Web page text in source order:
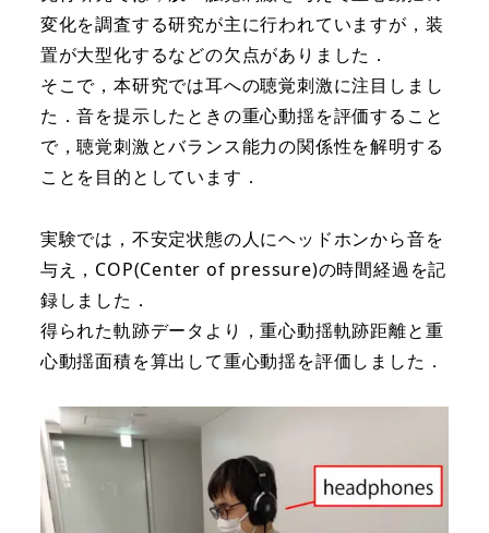
変化を調査する研究が主に行われていますが，装
置が大型化するなどの欠点がありました．
そこで，本研究では耳への聴覚刺激に注目しまし
た．音を提示したときの重心動揺を評価すること
で，聴覚刺激とバランス能力の関係性を解明する
ことを目的としています．
実験では，不安定状態の人にヘッドホンから音を
与え，COP(Center of pressure)の時間経過を記
録しました．
得られた軌跡データより，重心動揺軌跡距離と重
心動揺面積を算出して重心動揺を評価しました．